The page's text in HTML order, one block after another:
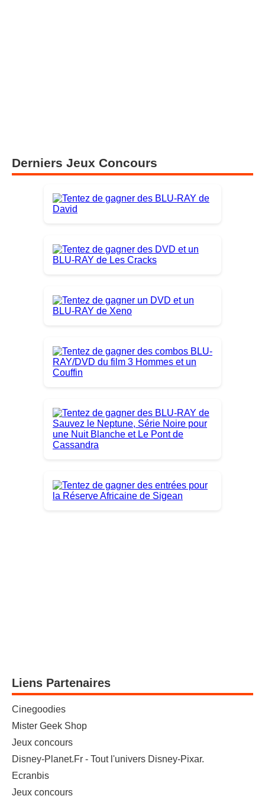
Derniers Jeux Concours
Liens Partenaires
Cinegoodies
Mister Geek Shop
Jeux concours
Disney-Planet.Fr - Tout l'univers Disney-Pixar.
Ecranbis
Jeux concours